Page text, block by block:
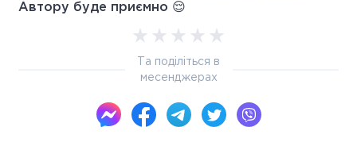
Автору буде приємно 😌
Та поділіться в
месенджерах